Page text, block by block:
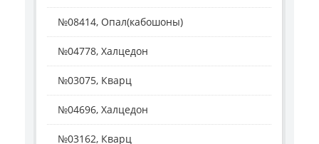
№08414, Опал(кабошоны)
№04778, Халцедон
№03075, Кварц
№04696, Халцедон
№03162, Кварц